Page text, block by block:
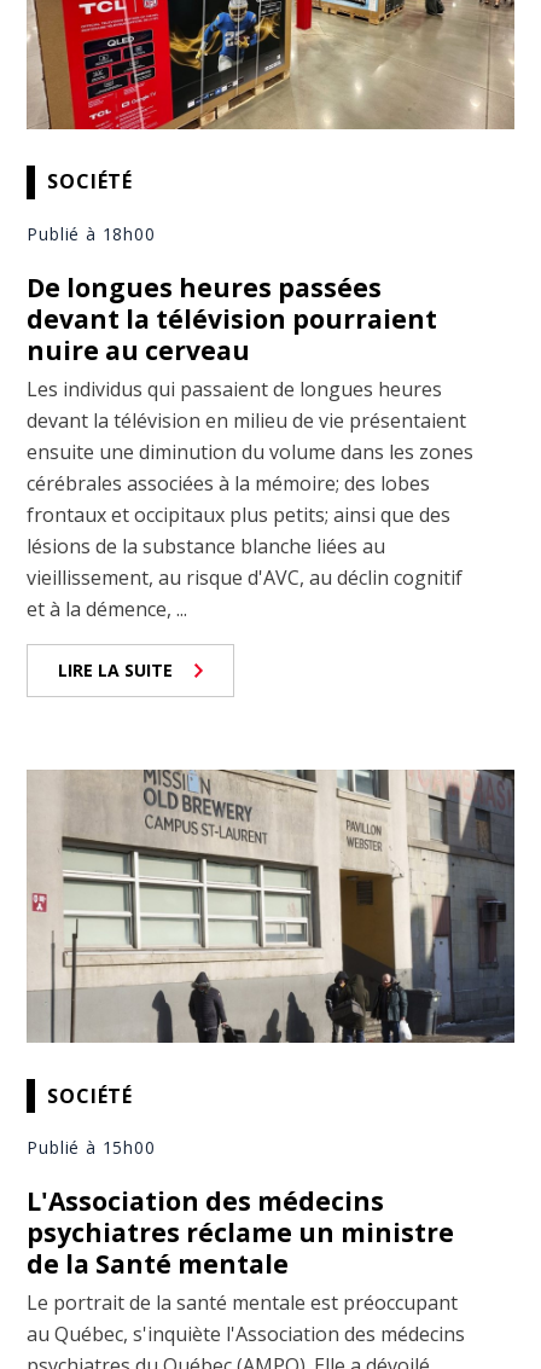
SOCIÉTÉ
Publié à 18h00
De longues heures passées
devant la télévision pourraient
nuire au cerveau
Les individus qui passaient de longues heures
devant la télévision en milieu de vie présentaient
ensuite une diminution du volume dans les zones
cérébrales associées à la mémoire; des lobes
frontaux et occipitaux plus petits; ainsi que des
lésions de la substance blanche liées au
vieillissement, au risque d'AVC, au déclin cognitif
et à la démence, ...
LIRE LA SUITE
SOCIÉTÉ
Publié à 15h00
L'Association des médecins
psychiatres réclame un ministre
de la Santé mentale
Le portrait de la santé mentale est préoccupant
au Québec, s'inquiète l'Association des médecins